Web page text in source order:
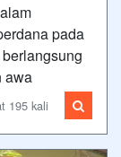
pada
awa
195 kali